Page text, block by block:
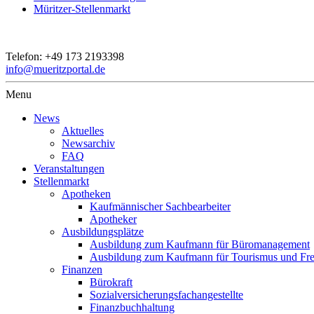
Müritzer-Stellenmarkt
Telefon: +49 173 2193398
info@mueritzportal.de
Menu
News
Aktuelles
Newsarchiv
FAQ
Veranstaltungen
Stellenmarkt
Apotheken
Kaufmännischer Sachbearbeiter
Apotheker
Ausbildungsplätze
Ausbildung zum Kaufmann für Büromanagement
Ausbildung zum Kaufmann für Tourismus und
Finanzen
Bürokraft
Sozialversicherungsfachangestellte
Finanzbuchhaltung